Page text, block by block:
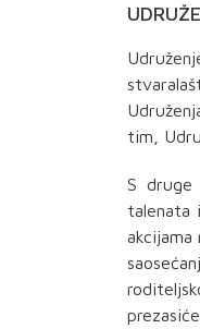
tim,
S druge
talenata